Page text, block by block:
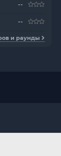
--
--
и раунды